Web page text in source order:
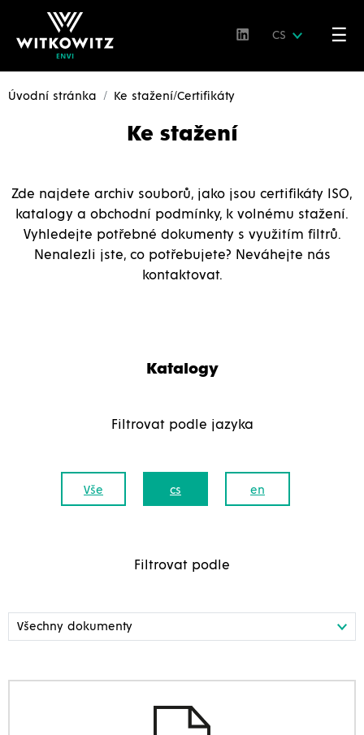
CS ☰
Úvodní stránka Ke stažení/Certifikáty
Ke stažení
Zde najdete archiv souborů, jako jsou certifikáty ISO,
katalogy a obchodní podmínky, k volnému stažení.
Vyhledejte potřebné dokumenty s využitím filtrů.
Nenalezli jste, co potřebujete? Neváhejte nás
kontaktovat.
Katalogy
Filtrovat podle jazyka
Vše cs en
Filtrovat podle